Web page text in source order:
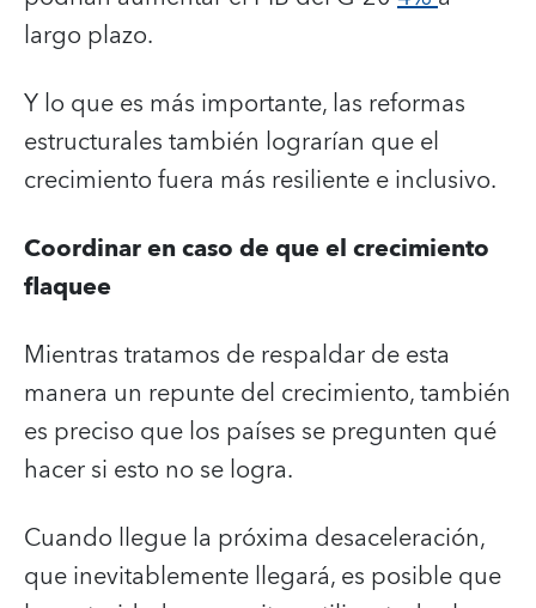
largo plazo.
Y lo que es más importante, las reformas
estructurales también lograrían que el
crecimiento fuera más resiliente e inclusivo.
Coordinar en caso de que el crecimiento
flaquee
Mientras tratamos de respaldar de esta
manera un repunte del crecimiento, también
es preciso que los países se pregunten qué
hacer si esto no se logra.
Cuando llegue la próxima desaceleración,
que inevitablemente llegará, es posible que